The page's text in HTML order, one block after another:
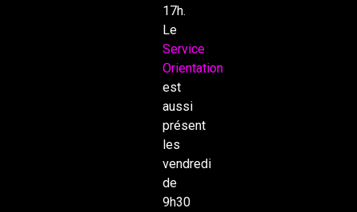
17h.
Le
Service
Orientation
est
aussi
présent
les
vendredi
de
9h30